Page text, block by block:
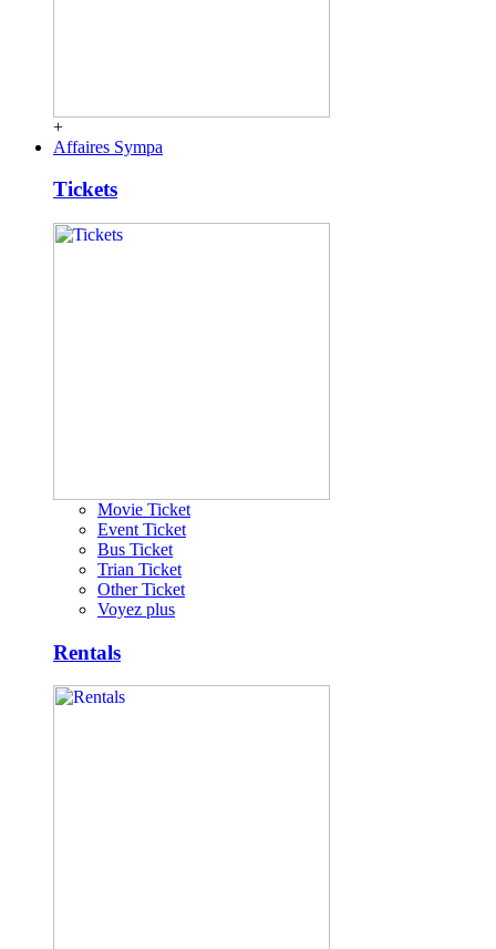
+
Affaires Sympa
Tickets
Movie Ticket
Event Ticket
Bus Ticket
Trian Ticket
Other Ticket
Voyez plus
Rentals